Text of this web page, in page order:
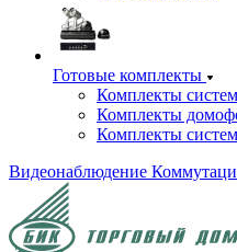
Готовые комплекты
Комплекты
Комплекты
Комплекты
Видеонаблюдение